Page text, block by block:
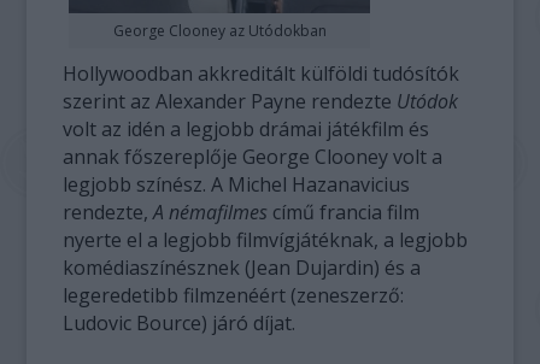
George Clooney az Utódokban
Hollywoodban akkreditált külföldi tudósítók
szerint az Alexander Payne rendezte Utódok
volt az idén a legjobb drámai játékfilm és
annak főszereplője George Clooney volt a
legjobb színész. A Michel Hazanavicius
rendezte,A némafilmes című francia film
nyerte el a legjobb filmvígjátéknak, a legjobb
komédiaszínésznek (Jean Dujardin) és a
legeredetibb filmzenéért (zeneszerző:
Ludovic Bource) járó díjat.